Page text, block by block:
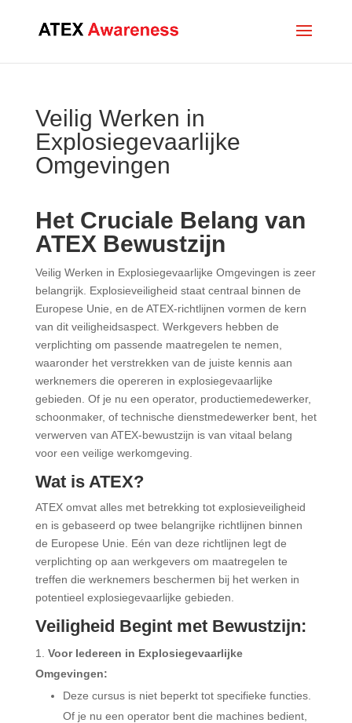
Veilig Werken in
Explosiegevaarlijke
Omgevingen
Het Cruciale Belang van
ATEX Bewustzijn
Veilig Werken in Explosiegevaarlijke Omgevingen is zeer
belangrijk. Explosieveiligheid staat centraal binnen de
Europese Unie, en de ATEX-richtlijnen vormen de kern
van dit veiligheidsaspect. Werkgevers hebben de
verplichting om passende maatregelen te nemen,
waaronder het verstrekken van de juiste kennis aan
werknemers die opereren in explosiegevaarlijke
gebieden. Of je nu een operator, productiemedewerker,
schoonmaker, of technische dienstmedewerker bent, het
verwerven van ATEX-bewustzijn is van vitaal belang
voor een veilige werkomgeving.
Wat is ATEX?
ATEX omvat alles met betrekking tot explosieveiligheid
en is gebaseerd op twee belangrijke richtlijnen binnen
de Europese Unie. Eén van deze richtlijnen legt de
verplichting op aan werkgevers om maatregelen te
treffen die werknemers beschermen bij het werken in
potentieel explosiegevaarlijke gebieden.
Veiligheid Begint met Bewustzijn:
Voor Iedereen in Explosiegevaarlijke
Omgevingen:
Deze cursus is niet beperkt tot specifieke functies.
Of je nu een operator bent die machines bedient,